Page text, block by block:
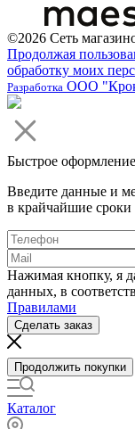
©2026 Сеть
Продолжая
обработку моих
Разработка ООО
Быстрое оформление
Введите данные и
в крайчайшие сроки
Нажимая кнопку, я
данных, в
Правилами
Сделать заказ
Продолжить покупки
Каталог